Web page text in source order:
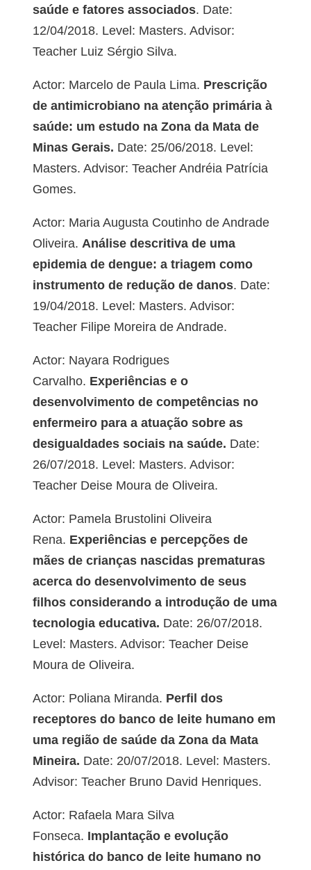
saúde e fatores associados. Date:
12/04/2018. Level: Masters. Advisor:
Teacher Luiz Sérgio Silva.
Actor: Marcelo de Paula Lima. Prescrição
de antimicrobiano na atenção primária à
saúde: um estudo na Zona da Mata de
Minas Gerais. Date: 25/06/2018. Level:
Masters. Advisor: Teacher Andréia Patrícia
Gomes.
Actor: Maria Augusta Coutinho de Andrade
Oliveira. Análise descritiva de uma
epidemia de dengue: a triagem como
instrumento de redução de danos. Date:
19/04/2018. Level: Masters. Advisor:
Teacher Filipe Moreira de Andrade.
Actor: Nayara Rodrigues
Carvalho. Experiências e o
desenvolvimento de competências no
enfermeiro para a atuação sobre as
desigualdades sociais na saúde. Date:
26/07/2018. Level: Masters. Advisor:
Teacher Deise Moura de Oliveira.
Actor: Pamela Brustolini Oliveira
Rena. Experiências e percepções de
mães de crianças nascidas prematuras
acerca do desenvolvimento de seus
filhos considerando a introdução de uma
tecnologia educativa. Date: 26/07/2018.
Level: Masters. Advisor: Teacher Deise
Moura de Oliveira.
Actor: Poliana Miranda. Perfil dos
receptores do banco de leite humano em
uma região de saúde da Zona da Mata
Mineira. Date: 20/07/2018. Level: Masters.
Advisor: Teacher Bruno David Henriques.
Actor: Rafaela Mara Silva
Fonseca. Implantação e evolução
histórica do banco de leite humano no